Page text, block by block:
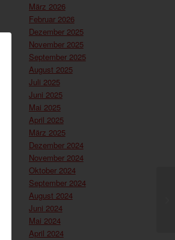
März 2026
Februar 2026
Dezember 2025
November 2025
September 2025
August 2025
Juli 2025
Juni 2025
Mai 2025
April 2025
März 2025
Dezember 2024
November 2024
Oktober 2024
September 2024
August 2024
Juni 2024
Mai 2024
April 2024